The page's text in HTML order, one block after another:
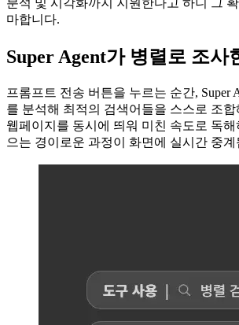
마합니다.
Super Agent가 병렬로 조사
프롬프트 전송 버튼을 누르는 순간, Super
를 분석해 최적의 검색어들을 스스로 조합
웹페이지를 동시에 띄워 미친 속도로 독
으는 경이로운 과정이 화면에 실시간 중계